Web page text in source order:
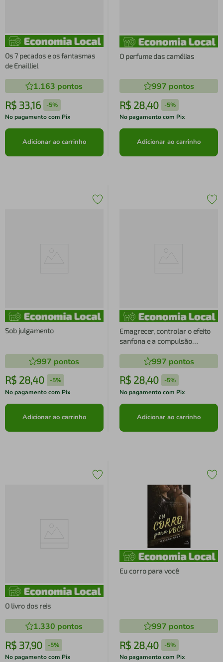
Os 7 pecados e os fantasmas
de Enailliel
1.163 pontos
R$ 33,16 -5%
No pagamento com Pix
Adicionar ao carrinho
O perfume das camélias
997 pontos
R$ 28,40 -5%
No pagamento com Pix
Adicionar ao carrinho
Sob julgamento
997 pontos
R$ 28,40 -5%
No pagamento com Pix
Adicionar ao carrinho
Emagrecer, controlar o efeito
sanfona e a compulsão
997 pontos
R$ 28,40 -5%
No pagamento com Pix
Adicionar ao carrinho
O livro dos reis
1.330 pontos
R$ 37,90 -5%
No pagamento com Pix
Eu corro para você
997 pontos
R$ 28,40 -5%
No pagamento com Pix